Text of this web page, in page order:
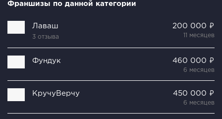
Франшизы по данной категории
Лаваш
3 отзыва
200 000 ₽
11 месяцев
Фундук 460 000 ₽
6 месяцев
КручуВерчу 450 000 ₽
6 месяцев